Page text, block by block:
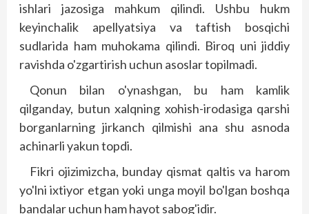
ishlari jazosiga mahkum qilindi. Ushbu hukm
keyinchalik apellyatsiya va taftish bosqichi
sudlarida ham muhokama qilindi. Biroq uni jiddiy
ravishda o'zgartirish uchun asoslar topilmadi.
Qonun bilan o'ynashgan, bu ham kamlik
qilganday, butun xalqning xohish-irodasiga qarshi
borganlarning jirkanch qilmishi ana shu asnoda
achinarli yakun topdi.
Fikri ojizimizcha, bunday qismat qaltis va harom
yo'lni ixtiyor etgan yoki unga moyil bo'lgan boshqa
bandalar uchun ham hayot sabog'idir.